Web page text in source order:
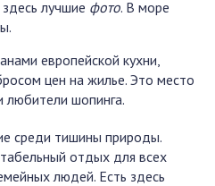
лучшие фото. В море
европейской кухни,
цен на жилье. Это место
любители шопинга.
среди тишины природы.
отдых для всех
людей. Есть здесь